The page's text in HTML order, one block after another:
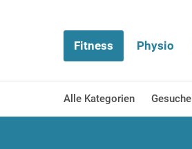
Fitness Physio
Alle Kategorien Gesuche